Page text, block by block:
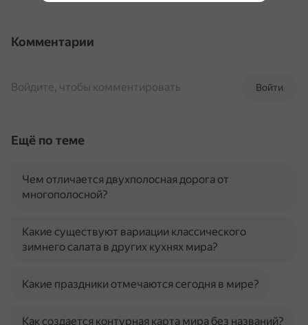
Комментарии
Войти
Войдите, чтобы комментировать
Ещё по теме
Чем отличается двухполосная дорога от
многополосной?
Какие существуют вариации классического
зимнего салата в других кухнях мира?
Какие праздники отмечаются сегодня в мире?
Как создается контурная карта мира без названий?